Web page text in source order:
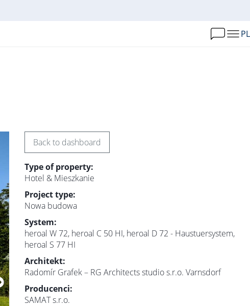
PL
Back to dashboard
Type of property:
Hotel & Mieszkanie
Project type:
Nowa budowa
System:
heroal W 72, heroal C 50 HI, heroal D 72 - Haustuersystem,
heroal S 77 HI
Architekt:
Radomír Grafek – RG Architects studio s.r.o. Varnsdorf
Producenci:
SAMAT s.r.o.